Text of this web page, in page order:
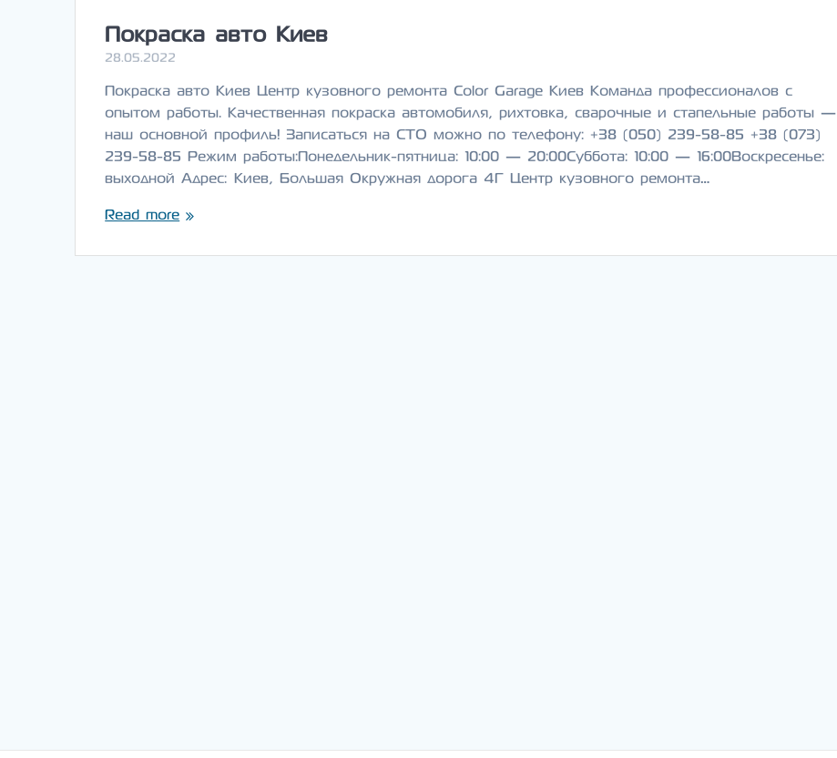
Покраска авто Киев
28.05.2022
Покраска авто Киев Центр кузовного ремонта Color Garage Киев Команда профессионалов с
опытом работы. Качественная покраска автомобиля, рихтовка, сварочные и стапельные работы —
наш основной профиль! Записаться на СТО можно по телефону: +38 (050) 239-58-85 +38 (073)
239-58-85 Режим работы:Понедельник-пятница: 10:00 — 20:00Суббота: 10:00 — 16:00Воскресенье:
выходной Адрес: Киев, Большая Окружная дорога 4Г Центр кузовного ремонта…
Read more